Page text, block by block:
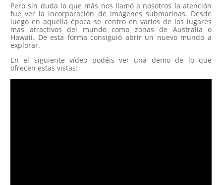
Pero sin duda lo que más nos llamó a nosotros la atención
fue ver la incorporación de imágenes submarinas. Desde
luego en aquella época se centro en varios de los lugares
mas atractivos del mundo como zonas de Australia o
Hawaii. De esta forma consiguió abrir un nuevo mundo a
explorar.
En el siguiente vídeo podéis ver una demo de lo que
ofrecen estas vistas: